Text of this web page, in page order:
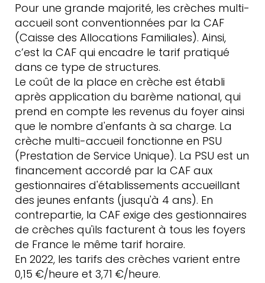
Pour une grande majorité, les crèches multi-
accueil sont conventionnées par la CAF
(Caisse des Allocations Familiales). Ainsi,
c’est la CAF qui encadre le tarif pratiqué
dans ce type de structures.
Le coût de la place en crèche est établi
après application du barème national, qui
prend en compte les revenus du foyer ainsi
que le nombre d'enfants à sa charge. La
crèche multi-accueil fonctionne en PSU
(Prestation de Service Unique). La PSU est un
financement accordé par la CAF aux
gestionnaires d'établissements accueillant
des jeunes enfants (jusqu'à 4 ans). En
contrepartie, la CAF exige des gestionnaires
de crèches qu'ils facturent à tous les foyers
de France le même tarif horaire.
En 2022, les tarifs des crèches varient entre
0,15 €/heure et 3,71 €/heure.